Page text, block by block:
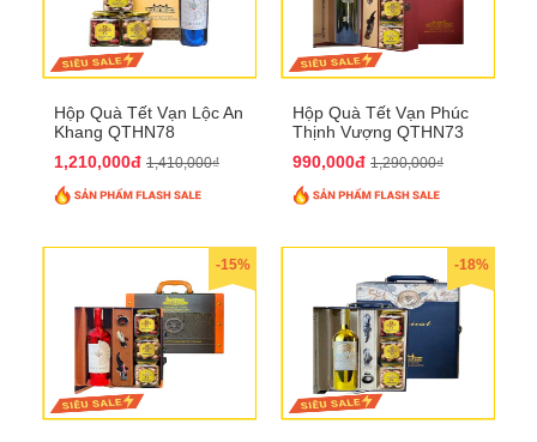
Hộp Quà Tết Vạn Lộc An
Khang QTHN78
1,210,000đ 1,410,000₫
Hộp Quà Tết Vạn Phúc
Thịnh Vượng QTHN73
990,000đ 1,290,000₫
-15% -18%